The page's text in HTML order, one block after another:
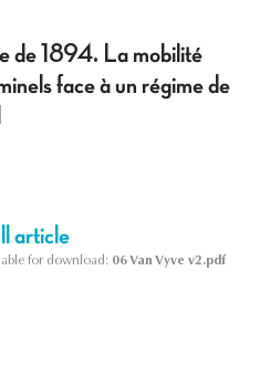
de 1894. La mobilité
face à un régime de
article
for download: 06 Van Vyve v2.pdf